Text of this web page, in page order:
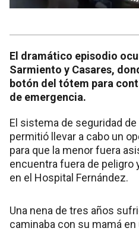
El dramático episodio
Sarmiento y Casares,
botón del tótem para
de emergencia.
El sistema de seguridad de
permitió llevar a cabo un
para que la menor fuera
encuentra fuera de peligro
en el Hospital Fernández.
Una nena de tres años
caminaba con su mamá